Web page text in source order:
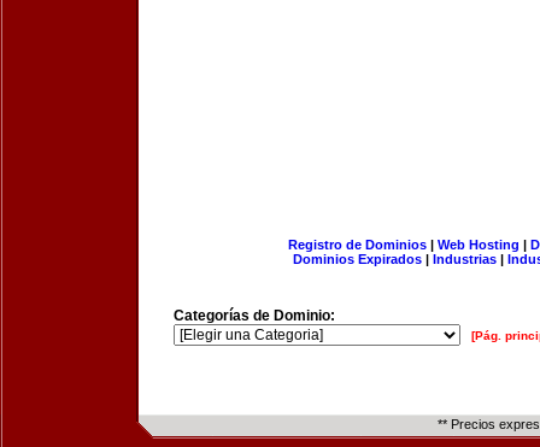
Registro de Dominios| Web Hosting |
Dominios Expirados | Industrias |
Categorías de Dominio:
[Pág.
** Precios